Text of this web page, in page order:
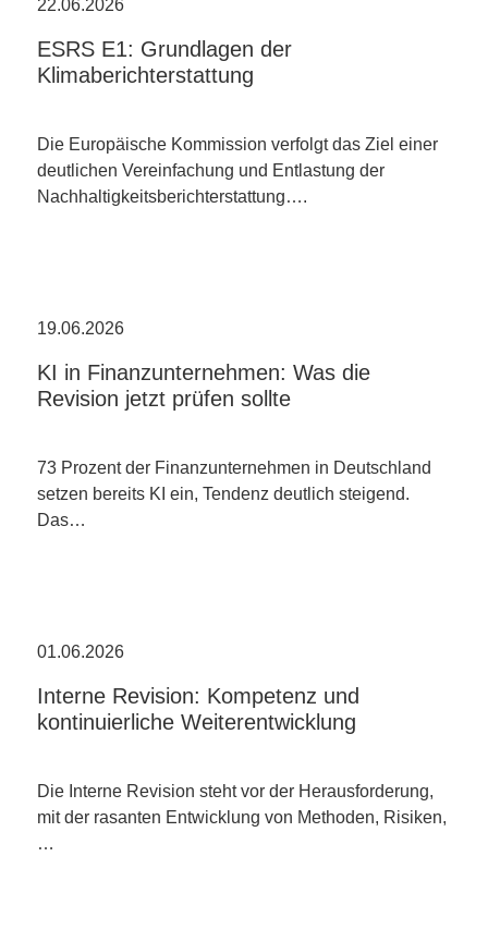
22.06.2026
ESRS E1: Grundlagen der
Klimaberichterstattung
Die Europäische Kommission verfolgt das Ziel einer
deutlichen Vereinfachung und Entlastung der
Nachhaltigkeitsberichterstattung….
19.06.2026
KI in Finanzunternehmen: Was die
Revision jetzt prüfen sollte
73 Prozent der Finanzunternehmen in Deutschland
setzen bereits KI ein, Tendenz deutlich steigend.
Das…
01.06.2026
Interne Revision: Kompetenz und
kontinuierliche Weiterentwicklung
Die Interne Revision steht vor der Herausforderung,
mit der rasanten Entwicklung von Methoden, Risiken,
…